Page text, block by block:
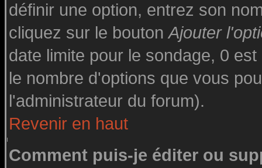
définir une option, entrez son
cliquez sur le boutonAjouter
date limite pour le sondage, 0
le nombre d'options que vous
l'administrateur du forum).
Revenir en haut
Comment puis-je éditer ou